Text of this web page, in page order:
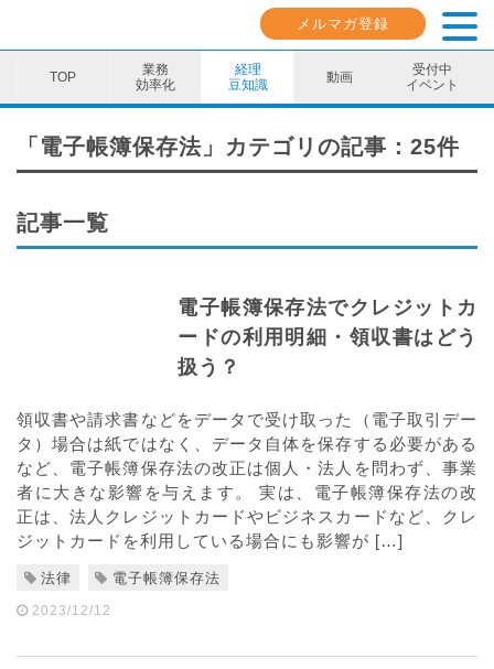
メルマガ登録
業務
効率化
経理
豆知識
動画
受付中
イベント
業務効率化
キャリア・スキル
電子帳簿保存法資料
インボイス資料
「電子帳簿保存法」カテゴリの記事：25件
記事一覧
電子帳簿保存法でクレジットカ
ードの利用明細・領収書はどう
扱う？
領収書や請求書などをデータで受け取った（電子取引デー
タ）場合は紙ではなく、データ自体を保存する必要がある
など、電子帳簿保存法の改正は個人・法人を問わず、事業
者に大きな影響を与えます。 実は、電子帳簿保存法の改
正は、法人クレジットカードやビジネスカードなど、クレ
ジットカードを利用している場合にも影響が […]
法律 電子帳簿保存法
2023/12/12